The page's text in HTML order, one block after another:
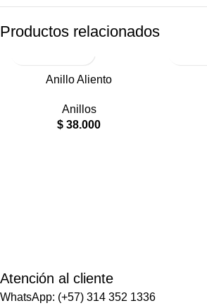
Productos relacionados
Anillo Aliento
Anillos
$ 38.000
Atención al cliente
WhatsApp: (+57) 314 352 1336